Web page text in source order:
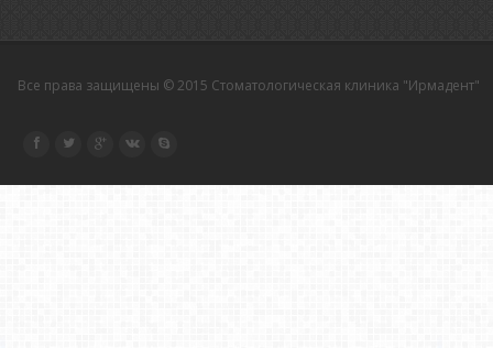
Все права защищены © 2015 Стоматологическая клиника "Ирмадент"